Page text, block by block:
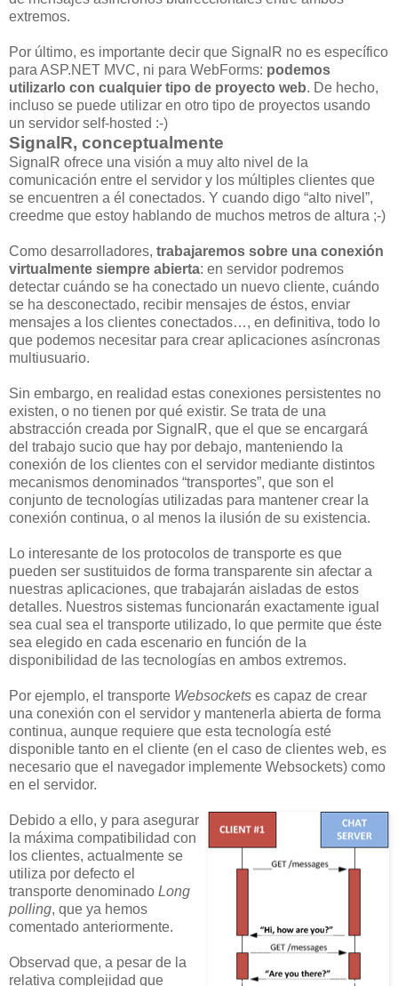
extremos.
Por último, es importante decir que SignalR no es específico
para ASP.NET MVC, ni para WebForms: podemos
utilizarlo con cualquier tipo de proyecto web. De hecho,
incluso se puede utilizar en otro tipo de proyectos usando
un servidor self-hosted :-)
SignalR, conceptualmente
SignalR ofrece una visión a muy alto nivel de la
comunicación entre el servidor y los múltiples clientes que
se encuentren a él conectados. Y cuando digo “alto nivel”,
creedme que estoy hablando de muchos metros de altura ;-)
Como desarrolladores, trabajaremos sobre una conexión
virtualmente siempre abierta: en servidor podremos
detectar cuándo se ha conectado un nuevo cliente, cuándo
se ha desconectado, recibir mensajes de éstos, enviar
mensajes a los clientes conectados…, en definitiva, todo lo
que podemos necesitar para crear aplicaciones asíncronas
multiusuario.
Sin embargo, en realidad estas conexiones persistentes no
existen, o no tienen por qué existir. Se trata de una
abstracción creada por SignalR, que el que se encargará
del trabajo sucio que hay por debajo, manteniendo la
conexión de los clientes con el servidor mediante distintos
mecanismos denominados “transportes”, que son el
conjunto de tecnologías utilizadas para mantener crear la
conexión continua, o al menos la ilusión de su existencia.
Lo interesante de los protocolos de transporte es que
pueden ser sustituidos de forma transparente sin afectar a
nuestras aplicaciones, que trabajarán aisladas de estos
detalles. Nuestros sistemas funcionarán exactamente igual
sea cual sea el transporte utilizado, lo que permite que éste
sea elegido en cada escenario en función de la
disponibilidad de las tecnologías en ambos extremos.
Por ejemplo, el transporte Websockets es capaz de crear
una conexión con el servidor y mantenerla abierta de forma
continua, aunque requiere que esta tecnología esté
disponible tanto en el cliente (en el caso de clientes web, es
necesario que el navegador implemente Websockets) como
en el servidor.
Debido a ello, y para asegurar
la máxima compatibilidad con
los clientes, actualmente se
utiliza por defecto el
transporte denominado Long
polling, que ya hemos
comentado anteriormente.
Observad que, a pesar de la
relativa complejidad que